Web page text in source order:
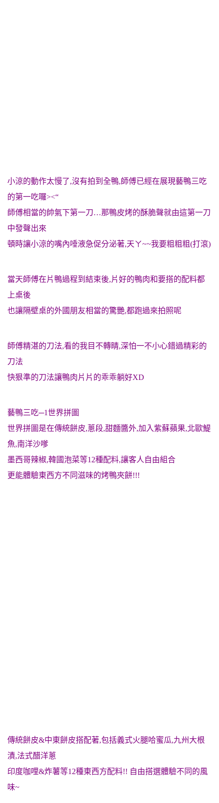
小涼的動作太慢了,沒有拍到全鴨,師傅已經在展現藝鴨三吃
的第一吃囉><“
師傅相當的帥氣下第一刀…那鴨皮烤的酥脆聲就由這第一刀
中發聲出來
頓時讓小涼的嘴內唾液急促分泌著,天ㄚ~~我要粗粗粗(打滾)
當天師傅在片鴨過程到結束後,片好的鴨肉和要搭的配料都
上桌後
也讓隔壁桌的外國朋友相當的驚艷,都跑過來拍照呢
師傅精湛的刀法,看的我目不轉睛,深怕一不小心錯過精彩的
刀法
快狠準的刀法讓鴨肉片片的乖乖躺好XD
藝鴨三吃─1世界拼圖
世界拼圖 是在傳統餅皮,蔥段,甜麵醬外,加入紫蘇蘋果,北歐鯷
魚,南洋沙嗲
墨西哥辣椒,韓國泡菜等12種配料,讓客人自由組合
更能體驗東西方不同滋味的烤鴨夾餅!!!
傳統餅皮&中東餅皮搭配著,包括義式火腿哈蜜瓜,九州大根
漬,法式醋洋蔥
印度咖哩&炸薯等12種東西方配料!! 自由搭選體驗不同的風
味~